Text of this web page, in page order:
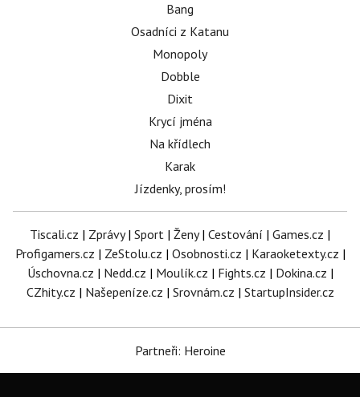
Bang
Osadníci z Katanu
Monopoly
Dobble
Dixit
Krycí jména
Na křídlech
Karak
Jízdenky, prosím!
Tiscali.cz | Zprávy| Sport | Ženy| Cestování | Games.cz |
Profigamers.cz | ZeStolu.cz | Osobnosti.cz | Karaoketexty.cz |
Úschovna.cz | Nedd.cz | Moulík.cz | Fights.cz | Dokina.cz |
CZhity.cz | Našepeníze.cz | Srovnám.cz | StartupInsider.cz
Partneři: Heroine